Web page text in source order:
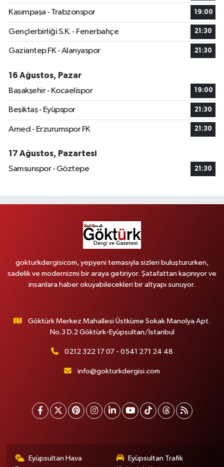
Kasımpaşa - Trabzonspor 19:00
Gençlerbirliği S.K. - Fenerbahçe 21:30
Gaziantep FK - Alanyaspor 21:30
16 Ağustos, Pazar
Başakşehir - Kocaelispor
19:00
Beşiktaş - Eyüpspor 21:30
Amed - Erzurumspor FK 21:30
17 Ağustos, Pazartesi
Samsunspor - Göztepe
21:30
gokturkdergisicom, yepyeni temasıyla sizleri buluştururken,
sadelik ve modernizmi bir araya getiriyor. Şatafattan kaçınıyor ve
insanlara haber okuyabilecekleri bir altyapı sunuyor.
Göktürk Merkez Mahallesi Üstküme Sokak Manolya Apt.
No.3 D.2 Göktürk-Eyüpsultan/İstanbul
0212 322 17 07 - 0541 271 24 48
info@gokturkdergisi.com
Eyüpsultan Hava
Eyüpsultan Trafik